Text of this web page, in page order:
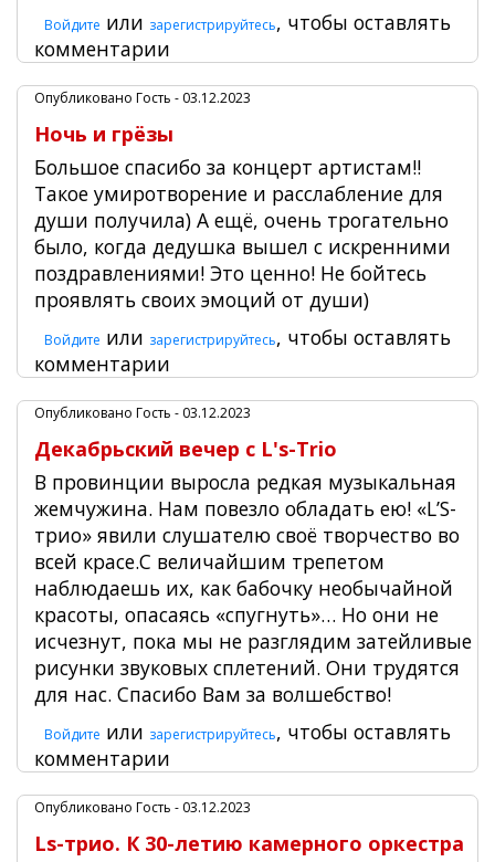
Войдите или зарегистрируйтесь, чтобы оставлять
комментарии
Опубликовано Гость - 03.12.2023
Ночь и грёзы
Большое спасибо за концерт артистам!!
Такое умиротворение и расслабление для
души получила) А ещё, очень трогательно
было, когда дедушка вышел с искренними
поздравлениями! Это ценно! Не бойтесь
проявлять своих эмоций от души)
Войдите или зарегистрируйтесь, чтобы оставлять
комментарии
Опубликовано Гость - 03.12.2023
Декабрьский вечер с L's-Trio
В провинции выросла редкая музыкальная
жемчужина. Нам повезло обладать ею! «L’S-
трио» явили слушателю своё творчество во
всей красе.С величайшим трепетом
наблюдаешь их, как бабочку необычайной
красоты, опасаясь «спугнуть»… Но они не
исчезнут, пока мы не разглядим затейливые
рисунки звуковых сплетений. Они трудятся
для нас. Спасибо Вам за волшебство!
Войдите или зарегистрируйтесь, чтобы оставлять
комментарии
Опубликовано Гость - 03.12.2023
Ls-трио. К 30-летию камерного оркестра